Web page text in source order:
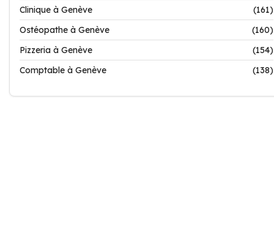
Clinique à Genève
(161)
Ostéopathe à Genève
(160)
Pizzeria à Genève
(154)
Comptable à Genève
(138)